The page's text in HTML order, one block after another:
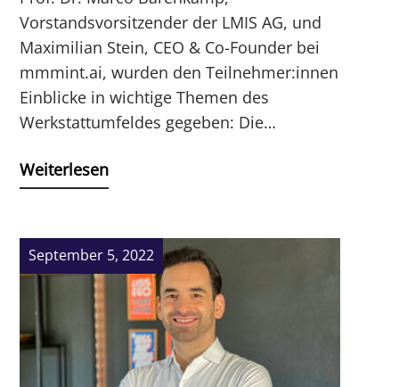
Vorstandsvorsitzender der LMIS AG, und
Maximilian Stein, CEO & Co-Founder bei
mmmint.ai, wurden den Teilnehmer:innen
Einblicke in wichtige Themen des
Werkstattumfeldes gegeben: Die…
Weiterlesen
September 5, 2022